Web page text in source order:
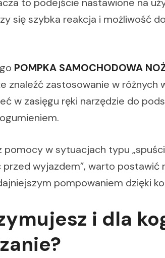
się szybka reakcja i możliwość
POMPKA SAMOCHODOWA
znaleźć zastosowanie w różnych
w zasięgu ręki narzędzie do
pomocy w sytuacjach typu
wyjazdem”, warto postawić
pompowaniem dzięki
i dla